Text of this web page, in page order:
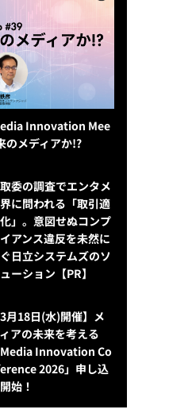
Innovation Mee
のメディアか!?
委の調査でエンタメ
に問われる「取引適
」。意図せぬコンプ
アンス違反を未然に
日立システムズのソ
ーション​【PR】
3月18日(水)開催】メ
アの未来を考える
Media Innovation Co
2026」申し込
始！